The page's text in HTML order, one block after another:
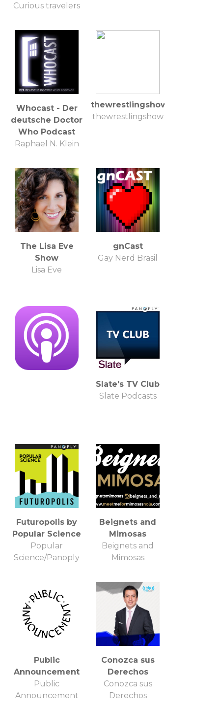
Curious travelers
Whocast - Der
deutsche Doctor
Who Podcast
Raphael N. Klein
thewrestlingshow
thewrestlingshow
The Lisa Eve
Show
Lisa Eve
gnCast
Gay Nerd Brasil
Slate's TV Club
Slate Podcasts
Futuropolis by
Popular Science
Popular
Science/Panoply
Beignets and
Mimosas
Beignets and
Mimosas
Public
Announcement
Public
Announcement
Conozca sus
Derechos
Conozca sus
Derechos